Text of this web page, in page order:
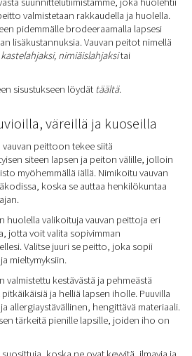
valmistetaan rakkaudella ja huolella.
pidemmälle brodeeraamalla lapsesi
lisäkustannuksia. Vauvan peitot nimellä
kastelahjaksi, nimiäislahjaksitai
sisustukseen löydät täältä.
väreillä ja kuoseilla
peittoon tekee siitä
siteen lapsen ja peiton välille, jolloin
myöhemmällä iällä. Nimikoitu vauvan
koska se auttaa henkilökuntaa
huolella valikoituja vauvan peittoja eri
jotta voit valita sopivimman
Valitse juuri se peitto, joka sopii
mieltymyksiin.
valmistettu kestävästä ja pehmeästä
ja helliä lapsen iholle. Puuvilla
allergiaystävällinen, hengittävä materiaali.
tärkeitä pienille lapsille, joiden iho on
koska ne ovat kevyitä, ilmavia ja